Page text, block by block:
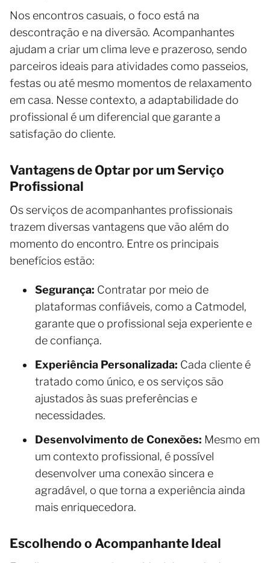
Nos encontros casuais, o foco está na
descontração e na diversão. Acompanhantes
ajudam a criar um clima leve e prazeroso, sendo
parceiros ideais para atividades como passeios,
festas ou até mesmo momentos de relaxamento
em casa. Nesse contexto, a adaptabilidade do
profissional é um diferencial que garante a
satisfação do cliente.
Vantagens de Optar por um Serviço
Profissional
Os serviços de acompanhantes profissionais
trazem diversas vantagens que vão além do
momento do encontro. Entre os principais
benefícios estão:
Segurança: Contratar por meio de
plataformas confiáveis, como a Catmodel,
garante que o profissional seja experiente e
de confiança.
Experiência Personalizada: Cada cliente é
tratado como único, e os serviços são
ajustados às suas preferências e
necessidades.
Desenvolvimento de Conexões: Mesmo em
um contexto profissional, é possível
desenvolver uma conexão sincera e
agradável, o que torna a experiência ainda
mais enriquecedora.
Escolhendo o Acompanhante Ideal